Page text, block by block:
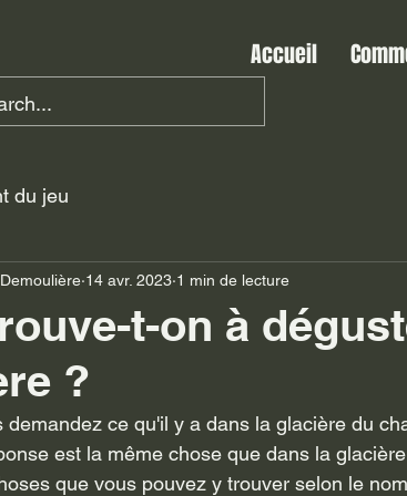
Accueil
du jeu
t-on à
?
14 avr. 2023 1 min de lecture
est la même chose que dans la
que vous pouvez y trouver selon le